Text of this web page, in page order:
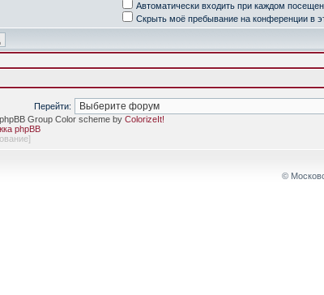
Автоматически входить при каждом
Скрыть моё пребывание на конференции в
Перейти:
Group Color scheme by ColorizeIt!
phpBB
]
©